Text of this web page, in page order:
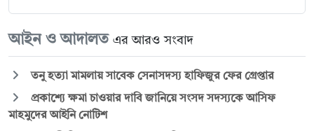
আইন ও আদালত এর আরও সংবাদ
তনু হত্যা মামলায় সাবেক সেনাসদস্য হাফিজুর ফের গ্রেপ্তার
প্রকাশ্যে ক্ষমা চাওয়ার দাবি জানিয়ে সংসদ সদস্যকে আসিফ
মাহমুদের আইনি নোটিশ